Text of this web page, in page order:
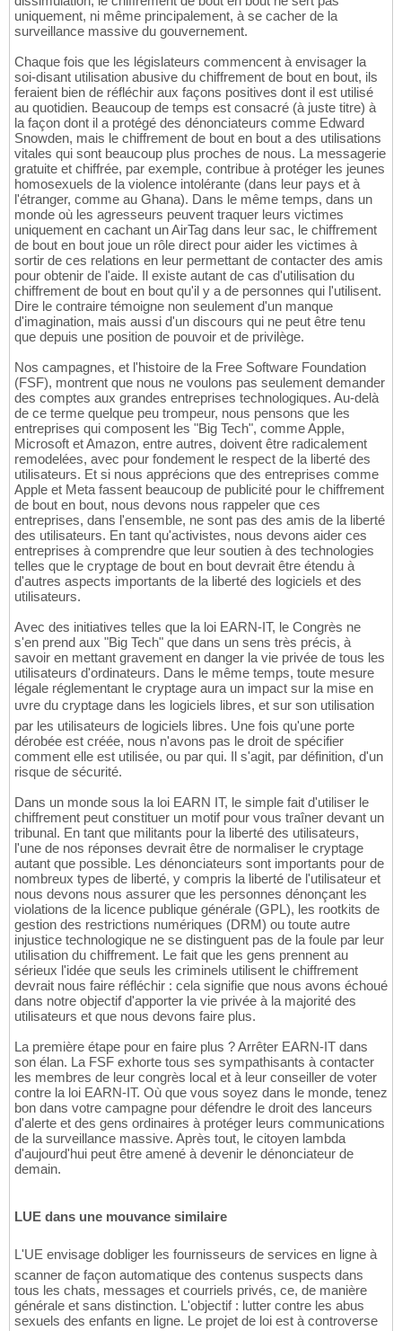
uniquement, ni même principalement, à se cacher de la
surveillance massive du gouvernement.
Chaque fois que les législateurs commencent à envisager la
soi-disant utilisation abusive du chiffrement de bout en bout, ils
feraient bien de réfléchir aux façons positives dont il est utilisé
au quotidien. Beaucoup de temps est consacré (à juste titre) à
la façon dont il a protégé des dénonciateurs comme Edward
Snowden, mais le chiffrement de bout en bout a des utilisations
vitales qui sont beaucoup plus proches de nous. La messagerie
gratuite et chiffrée, par exemple, contribue à protéger les jeunes
homosexuels de la violence intolérante (dans leur pays et à
l'étranger, comme au Ghana). Dans le même temps, dans un
monde où les agresseurs peuvent traquer leurs victimes
uniquement en cachant un AirTag dans leur sac, le chiffrement
de bout en bout joue un rôle direct pour aider les victimes à
sortir de ces relations en leur permettant de contacter des amis
pour obtenir de l'aide. Il existe autant de cas d'utilisation du
chiffrement de bout en bout qu'il y a de personnes qui l'utilisent.
Dire le contraire témoigne non seulement d'un manque
d'imagination, mais aussi d'un discours qui ne peut être tenu
que depuis une position de pouvoir et de privilège.
Nos campagnes, et l'histoire de la Free Software Foundation
(FSF), montrent que nous ne voulons pas seulement demander
des comptes aux grandes entreprises technologiques. Au-delà
de ce terme quelque peu trompeur, nous pensons que les
entreprises qui composent les "Big Tech", comme Apple,
Microsoft et Amazon, entre autres, doivent être radicalement
remodelées, avec pour fondement le respect de la liberté des
utilisateurs. Et si nous apprécions que des entreprises comme
Apple et Meta fassent beaucoup de publicité pour le chiffrement
de bout en bout, nous devons nous rappeler que ces
entreprises, dans l'ensemble, ne sont pas des amis de la liberté
des utilisateurs. En tant qu'activistes, nous devons aider ces
entreprises à comprendre que leur soutien à des technologies
telles que le cryptage de bout en bout devrait être étendu à
d'autres aspects importants de la liberté des logiciels et des
utilisateurs.
Avec des initiatives telles que la loi EARN-IT, le Congrès ne
s'en prend aux "Big Tech" que dans un sens très précis, à
savoir en mettant gravement en danger la vie privée de tous les
utilisateurs d'ordinateurs. Dans le même temps, toute mesure
légale réglementant le cryptage aura un impact sur la mise en
uvre du cryptage dans les logiciels libres, et sur son utilisation
par les utilisateurs de logiciels libres. Une fois qu'une porte
dérobée est créée, nous n'avons pas le droit de spécifier
comment elle est utilisée, ou par qui. Il s'agit, par définition, d'un
risque de sécurité.
Dans un monde sous la loi EARN IT, le simple fait d'utiliser le
chiffrement peut constituer un motif pour vous traîner devant un
tribunal. En tant que militants pour la liberté des utilisateurs,
l'une de nos réponses devrait être de normaliser le cryptage
autant que possible. Les dénonciateurs sont importants pour de
nombreux types de liberté, y compris la liberté de l'utilisateur et
nous devons nous assurer que les personnes dénonçant les
violations de la licence publique générale (GPL), les rootkits de
gestion des restrictions numériques (DRM) ou toute autre
injustice technologique ne se distinguent pas de la foule par leur
utilisation du chiffrement. Le fait que les gens prennent au
sérieux l'idée que seuls les criminels utilisent le chiffrement
devrait nous faire réfléchir : cela signifie que nous avons échoué
dans notre objectif d'apporter la vie privée à la majorité des
utilisateurs et que nous devons faire plus.
La première étape pour en faire plus ? Arrêter EARN-IT dans
son élan. La FSF exhorte tous ses sympathisants à contacter
les membres de leur congrès local et à leur conseiller de voter
contre la loi EARN-IT. Où que vous soyez dans le monde, tenez
bon dans votre campagne pour défendre le droit des lanceurs
d'alerte et des gens ordinaires à protéger leurs communications
de la surveillance massive. Après tout, le citoyen lambda
d'aujourd'hui peut être amené à devenir le dénonciateur de
demain.
LUE dans une mouvance similaire
L'UE envisage dobliger les fournisseurs de services en ligne à
scanner de façon automatique des contenus suspects dans
tous les chats, messages et courriels privés, ce, de manière
générale et sans distinction. L'objectif : lutter contre les abus
sexuels des enfants en ligne. Le projet de loi est à controverse